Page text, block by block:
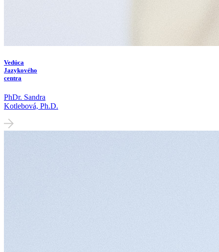
Vedúca
Jazykového
centra
PhDr. Sandra
Kotlebová, Ph.D.